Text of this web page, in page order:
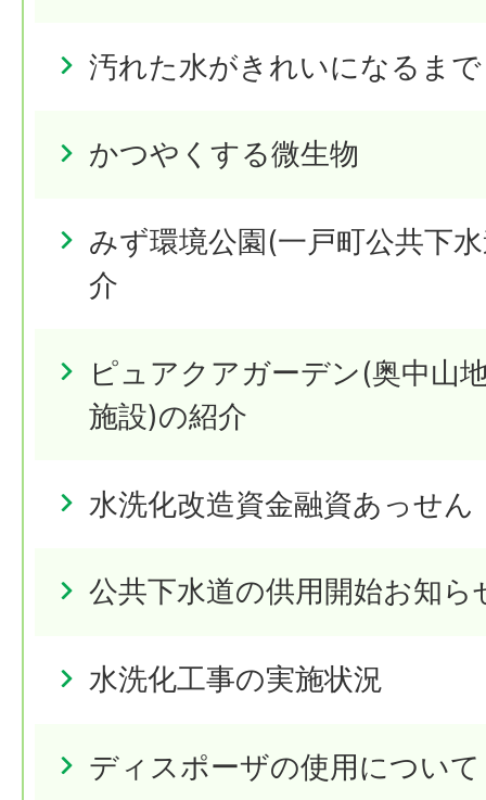
汚れた水がきれいになるまで
かつやくする微生物
みず環境公園(一戸町公共下
介
ピュアクアガーデン(奥中山
施設)の紹介
水洗化改造資金融資あっせん
公共下水道の供用開始お知ら
水洗化工事の実施状況
ディスポーザの使用について